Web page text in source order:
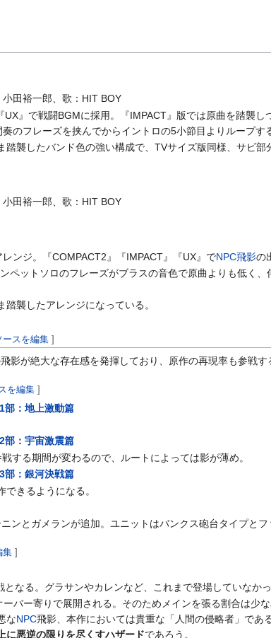
田裕一郎、歌：HIT BOY
UX』で戦闘BGMに採用。『IMPACT』版では原曲を踏襲
のフレーズを挟んでからイントロの5小節目よりループす
踏襲したバンド色の強い構成で、TVサイズ版同様、サビ
田裕一郎、歌：HIT BOY
レンジ。『COMPACT2』『IMPACT』『UX』でNPC飛影の
ンペットソロのフレーズがブラスの音色で原曲よりも低く
踏襲したアレンジになっている。
ースを編集 ]
影が絶大な存在感を発揮しており、原作の再現率も参戦す
を編集 ]
部：地上激動篇
部：宇宙激震篇
する期間が変わるので、ルートによっては影が薄め。
部：銀河決戦篇
きるようになる。
ンとガメランが追加。ユニットはバンクス砲台タイプと
集 ]
となる。グラサンやカレンなど、これまで登場していな
バー寄りで展開される。そのためメインを張る割合は
なNPC飛影、本作においては貴重な「人間の侵略者」であ
に悪逆の限りを尽くすハザードであろう。